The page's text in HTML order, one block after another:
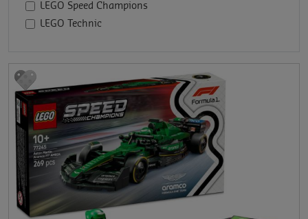
LEGO Speed Champions
LEGO Technic